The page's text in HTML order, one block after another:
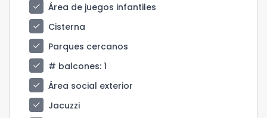
check
Área de juegos infantiles
check
Cisterna
check
Parques cercanos
check
# balcones: 1
check
Área social exterior
check
Jacuzzi